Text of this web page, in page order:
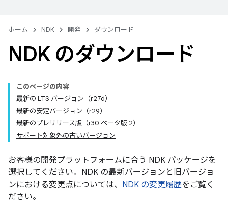
ホーム NDK 開発 ダウンロード
NDK のダウンロード
このページの内容
最新の LTS バージョン（r27d）
最新の安定バージョン（r29）
最新のプレリリース版（r30 ベータ版 2）
サポート対象外の古いバージョン
お客様の開発プラットフォームに合う NDK パッケージを
選択してください。NDK の最新バージョンと旧バージョ
ンにおける変更点については、 NDK の変更履歴をご覧く
ださい。